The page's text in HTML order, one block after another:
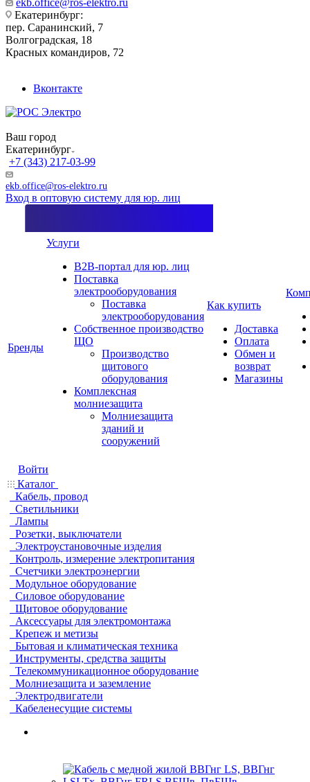
ekb.office@ros-elektro.ru
Екатеринбург:
пер. Саранинский, 7
Волгоградская, 18
Красных командиров, 72
Вконтакте
Ваш город
Екатеринбург
+7 (343) 217-03-99
ekb.office@ros-elektro.ru
Вход в оптовую систему для юр. лиц
Бренды
Услуги
B2B-портал для юр. лиц
Поставка
электрооборудования
Поставка
электрооборудования
Собственное производство
ЩО
Производство
щитового
оборудования
Комплексная
молниезащита
Молниезащита
зданий и
сооружений
Как купить
Доставка
Оплата
Обмен и
возврат
Магазины
Войти
Каталог
Кабель, провод
Светильники
Лампы
Розетки, выключатели
Электроустановочные изделия
Контроль, измерение электропитания
Счетчики электроэнергии
Модульное оборудование
Силовое оборудование
Щитовое оборудование
Аксессуары для электромонтажа
Крепеж и метизы
Бытовая и климатическая техника
Инструменты, средства защиты
Телекоммуникационное оборудование
Молниезащита и заземление
Электродвигатели
Кабеленесущие системы